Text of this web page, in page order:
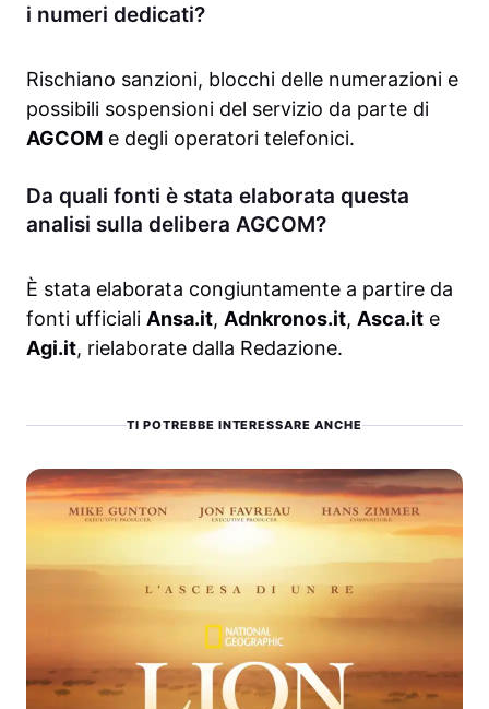
i numeri dedicati?
Rischiano sanzioni, blocchi delle numerazioni e
possibili sospensioni del servizio da parte di
AGCOM e degli operatori telefonici.
Da quali fonti è stata elaborata questa
analisi sulla delibera AGCOM?
È stata elaborata congiuntamente a partire da
fonti ufficiali Ansa.it, Adnkronos.it, Asca.it e
Agi.it, rielaborate dalla Redazione.
TI POTREBBE INTERESSARE ANCHE